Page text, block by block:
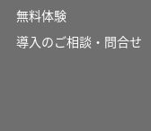
無料体験
導入のご相談・問合せ